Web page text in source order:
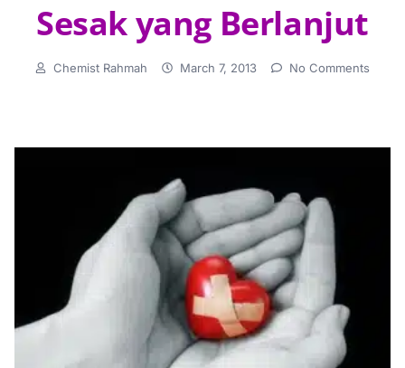
Sesak yang Berlanjut
Chemist Rahmah March 7, 2013 No Comments